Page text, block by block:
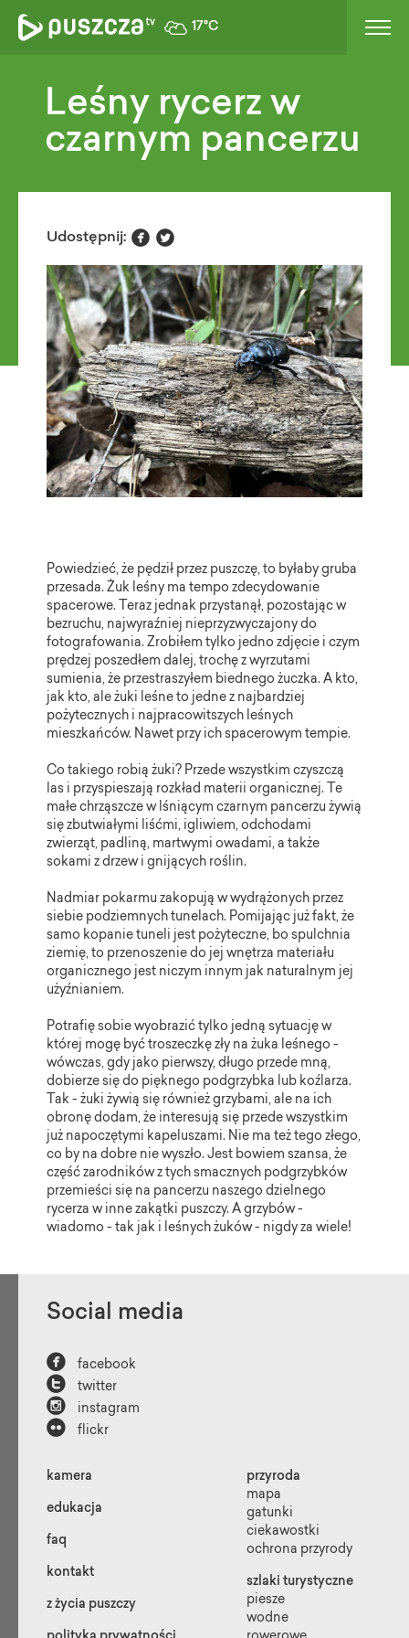
17°C
Leśny rycerz w
czarnym pancerzu
Udostępnij:  
Powiedzieć, że pędził przez puszczę, to byłaby gruba
przesada. Żuk leśny ma tempo zdecydowanie
spacerowe. Teraz jednak przystanął, pozostając w
bezruchu, najwyraźniej nieprzyzwyczajony do
fotografowania. Zrobiłem tylko jedno zdjęcie i czym
prędzej poszedłem dalej, trochę z wyrzutami
sumienia, że przestraszyłem biednego żuczka. A kto,
jak kto, ale żuki leśne to jedne z najbardziej
pożytecznych i najpracowitszych leśnych
mieszkańców. Nawet przy ich spacerowym tempie.
Co takiego robią żuki? Przede wszystkim czyszczą
las i przyspieszają rozkład materii organicznej. Te
małe chrząszcze w lśniącym czarnym pancerzu żywią
się zbutwiałymi liśćmi, igliwiem, odchodami
zwierząt, padliną, martwymi owadami, a także
sokami z drzew i gnijących roślin.
Nadmiar pokarmu zakopują w wydrążonych przez
siebie podziemnych tunelach. Pomijając już fakt, że
samo kopanie tuneli jest pożyteczne, bo spulchnia
ziemię, to przenoszenie do jej wnętrza materiału
organicznego jest niczym innym jak naturalnym jej
użyźnianiem.
Potrafię sobie wyobrazić tylko jedną sytuację w
której mogę być troszeczkę zły na żuka leśnego -
wówczas, gdy jako pierwszy, długo przede mną,
dobierze się do pięknego podgrzybka lub koźlarza.
Tak - żuki żywią się również grzybami, ale na ich
obronę dodam, że interesują się przede wszystkim
już napoczętymi kapeluszami. Nie ma też tego złego,
co by na dobre nie wyszło. Jest bowiem szansa, że
część zarodników z tych smacznych podgrzybków
przemieści się na pancerzu naszego dzielnego
rycerza w inne zakątki puszczy. A grzybów -
wiadomo - tak jak i leśnych żuków - nigdy za wiele!
Social media
 facebook
 twitter
 instagram
 flickr
kamera
edukacja
faq
kontakt
z życia puszczy
przyroda
mapa
gatunki
ciekawostki
ochrona przyrody
szlaki turystyczne
piesze
wodne